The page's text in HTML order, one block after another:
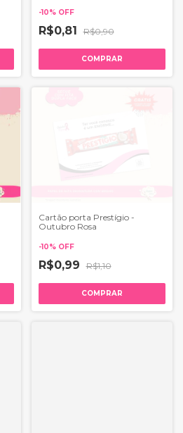
-10% OFF
R$0,81 R$0,90
COMPRAR
Cartão porta Prestígio -
Outubro Rosa
-10% OFF
R$0,99 R$1,10
COMPRAR